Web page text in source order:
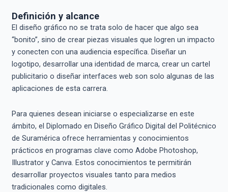
Definición y alcance
El diseño gráfico no se trata solo de hacer que algo sea
“bonito”, sino de crear piezas visuales que logren un impacto
y conecten con una audiencia específica. Diseñar un
logotipo, desarrollar una identidad de marca, crear un cartel
publicitario o diseñar interfaces web son solo algunas de las
aplicaciones de esta carrera.
Para quienes desean iniciarse o especializarse en este
ámbito, el Diplomado en Diseño Gráfico Digital del Politécnico
de Suramérica ofrece herramientas y conocimientos
prácticos en programas clave como Adobe Photoshop,
Illustrator y Canva. Estos conocimientos te permitirán
desarrollar proyectos visuales tanto para medios
tradicionales como digitales.